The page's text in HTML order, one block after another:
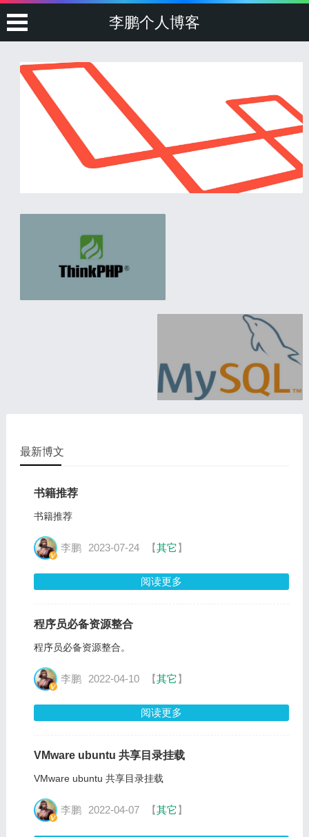
李鹏个人博客
最新博文
书籍推荐
书籍推荐
李鹏 2023-07-24 【其它】
阅读更多
程序员必备资源整合
程序员必备资源整合。
李鹏 2022-04-10 【其它】
阅读更多
VMware ubuntu 共享目录挂载
VMware ubuntu 共享目录挂载
李鹏 2022-04-07 【其它】